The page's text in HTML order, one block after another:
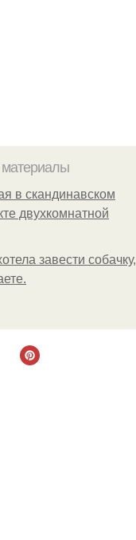
в скандинавском
двухкомнатной
завести собачку,